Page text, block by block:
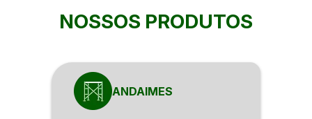
NOSSOS PRODUTOS
ANDAIMES